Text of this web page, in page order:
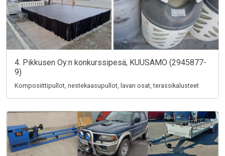
4. Pikkusen Oy:n konkurssipesä, KUUSAMO (2945877-
9)
Komposiittipullot, nestekaasupullot, lavan osat, terassikalusteet